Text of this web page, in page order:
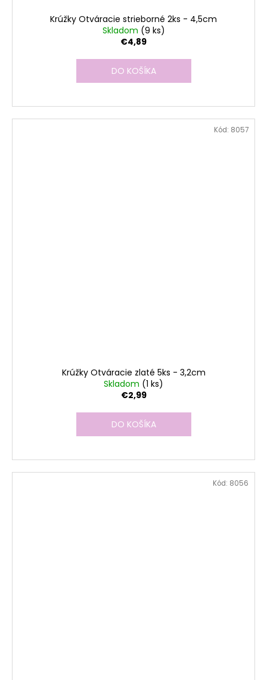
Krúžky Otváracie strieborné 2ks - 4,5cm
Skladom (9 ks)
€4,89
DO KOŠÍKA
Krúžky Otváracie zlaté 5ks - 3,2cm
Skladom (1 ks)
€2,99
DO KOŠÍKA
Kód: 8057
Kód: 8056